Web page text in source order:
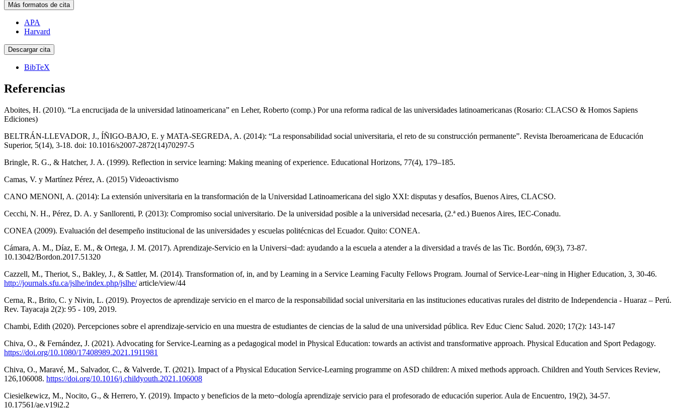
Más formatos de cita
APA
Harvard
Descargar cita
BibTeX
Referencias
Aboites, H. (2010). “La encrucijada de la universidad latinoamericana” en Leher, Roberto (comp.) Por una reforma radical de las universidades latinoamericanas (Rosario: CLACSO & Homos Sapiens
Ediciones)
BELTRÁN-LLEVADOR, J., ÍÑIGO-BAJO, E. y MATA-SEGREDA, A. (2014): “La responsabilidad social universitaria, el reto de su construcción permanente”. Revista Iberoamericana de Educación
Superior, 5(14), 3-18. doi: 10.1016/s2007-2872(14)70297-5
Bringle, R. G., & Hatcher, J. A. (1999). Reflection in service learning: Making meaning of experience. Educational Horizons, 77(4), 179–185.
Camas, V. y Martínez Pérez, A. (2015) Videoactivismo
CANO MENONI, A. (2014): La extensión universitaria en la transformación de la Universidad Latinoamericana del siglo XXI: disputas y desafíos, Buenos Aires, CLACSO.
Cecchi, N. H., Pérez, D. A. y Sanllorenti, P. (2013): Compromiso social universitario. De la universidad posible a la universidad necesaria, (2.ª ed.) Buenos Aires, IEC-Conadu.
CONEA (2009). Evaluación del desempeño institucional de las universidades y escuelas politécnicas del Ecuador. Quito: CONEA.
Cámara, A. M., Díaz, E. M., & Ortega, J. M. (2017). Aprendizaje-Servicio en la Universi¬dad: ayudando a la escuela a atender a la diversidad a través de las Tic. Bordón, 69(3), 73-87.
10.13042/Bordon.2017.51320
Cazzell, M., Theriot, S., Bakley, J., & Sattler, M. (2014). Transformation of, in, and by Learning in a Service Learning Faculty Fellows Program. Journal of Service-Lear¬ning in Higher Education, 3, 30-46.
http://journals.sfu.ca/jslhe/index.php/jslhe/article/view/44
Cerna, R., Brito, C. y Nivin, L. (2019). Proyectos de aprendizaje servicio en el marco de la responsabilidad social universitaria en las instituciones educativas rurales del distrito de Independencia - Huaraz – Perú.
Rev. Tayacaja 2(2): 95 - 109, 2019.
Chambi, Edith (2020). Percepciones sobre el aprendizaje-servicio en una muestra de estudiantes de ciencias de la salud de una universidad pública. Rev Educ Cienc Salud. 2020; 17(2): 143-147
Chiva, O., & Fernández, J. (2021). Advocating for Service-Learning as a pedagogical model in Physical Education: towards an activist and transformative approach. Physical Education and Sport Pedagogy.
https://doi.org/10.1080/17408989.2021.1911981
Chiva, O., Maravé, M., Salvador, C., & Valverde, T. (2021). Impact of a Physical Education Service-Learning programme on ASD children: A mixed methods approach. Children and Youth Services Review,
126,106008. https://doi.org/10.1016/j.childyouth.2021.106008
Ciesielkewicz, M., Nocito, G., & Herrero, Y. (2019). Impacto y beneficios de la meto¬dología aprendizaje servicio para el profesorado de educación superior. Aula de Encuentro, 19(2), 34-57.
10.17561/ae.v19i2.2